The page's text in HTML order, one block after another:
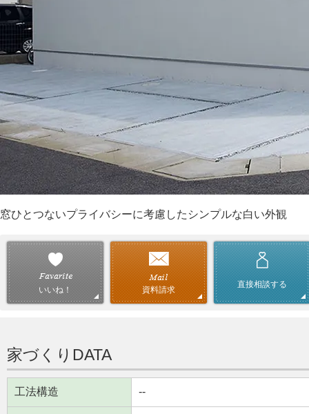
窓ひとつないプライバシーに考慮したシンプルな白い外観
いいね！ 資料請求
直接相談する
家づくりDATA
工法構造 --